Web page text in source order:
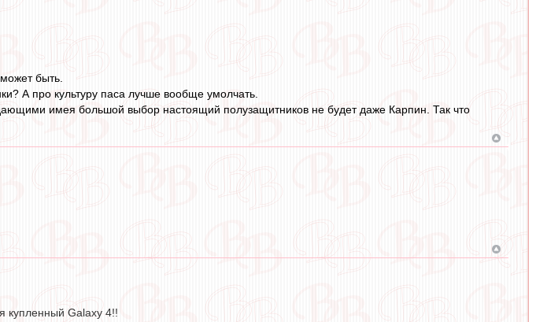
быть.
А про культуру паса лучше вообще умолчать.
имея большой выбор настоящий полузащитников не будет даже Карпин. Так что
купленный Galaxy 4!!